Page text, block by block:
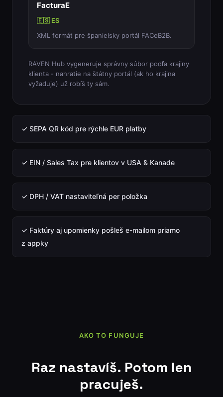
FacturaE
🇪🇸 ES
XML formát pre španielsky portál FACeB2B.
RAVEN Hub vygeneruje správny súbor podľa krajiny
klienta - nahratie na štátny portál (ak ho krajina
vyžaduje) už robíš ty sám.
✓ SEPA QR kód pre rýchle EUR platby
✓ EIN / Sales Tax pre klientov v USA & Kanade
✓ DPH / VAT nastaviteľná per položka
✓ Faktúry aj upomienky pošleš e-mailom priamo
z appky
AKO TO FUNGUJE
Raz nastavíš. Potom len
pracuješ.